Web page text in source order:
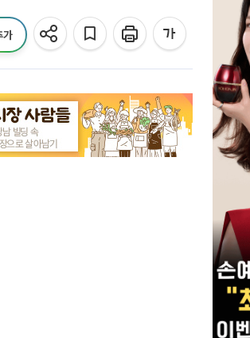
가